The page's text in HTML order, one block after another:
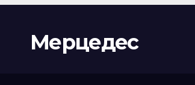
иновации
Мерцедес